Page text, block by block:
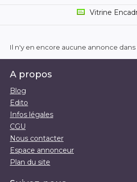
Vitrine
Il n'y en encore aucune annonce
A propos
Blog
Edito
Infos légales
CGU
Nous contacter
Espace annonceur
Plan du site